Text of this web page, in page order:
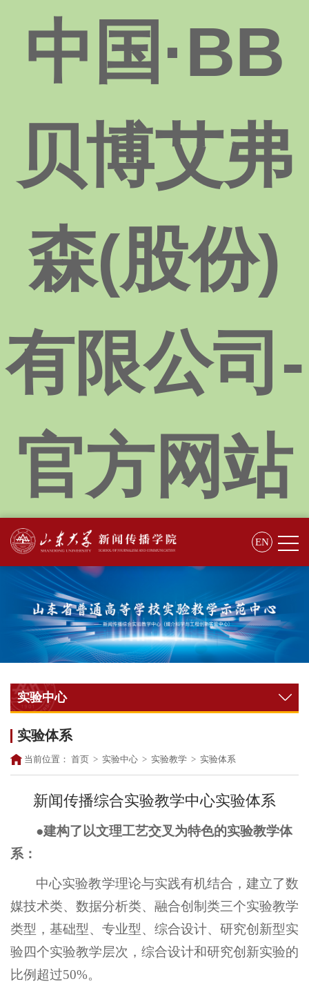
中国·BB
贝博艾弗
森(股份)
有限公司-
官方网站
EN
实验中心
实验体系
当前位置： 首页 > 实验中心 > 实验教学 > 实验体系
​新闻传播综合实验教学中心实验体系
●建构了以文理工艺交叉为特色的实验教学体
系：
中心实验教学理论与实践有机结合，建立了数
媒技术类、数据分析类、融合创制类三个实验教学
类型，基础型、专业型、综合设计、研究创新型实
验四个实验教学层次，综合设计和研究创新实验的
比例超过50%。